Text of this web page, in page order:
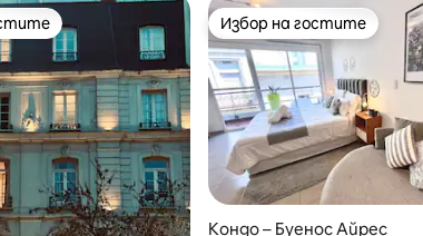
отзива
избор на гостите Избор на гостите
Избор на гостите
Кондо – Буенос Айрес